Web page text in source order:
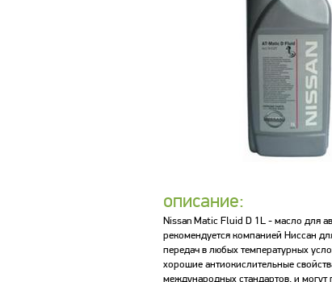
описание:
Nissan Matic Fluid D 1L - масло для
рекомендуется компанией Ниссан
передач в любых температурных
хорошие антиокислительные
международных стандартов, и